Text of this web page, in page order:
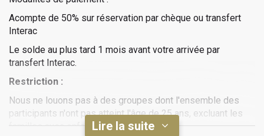
Acompte de 50% sur réservation par chèque ou transfert
Interac
Le solde au plus tard 1 mois avant votre arrivée par
transfert Interac.
Restriction :
Nous ne louons pas à des groupes dont l'ensemble des
participants n'ont pas atteint l'âge de 25 ans, excluant les
familles avec enfants.Lire la suite